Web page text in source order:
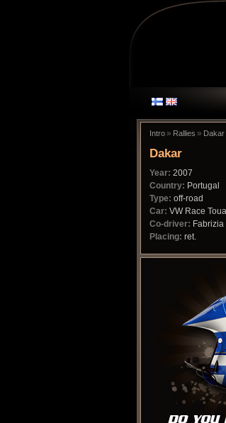
Intro » Rallies » Dakar
Dakar
Year: 2007
Country: Portugal
Type: off-road
Car: VW Race
Co-driver:
Placing: ret.